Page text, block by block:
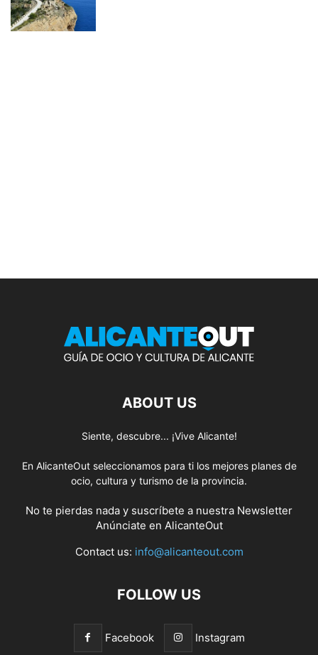
ABOUT US
Siente, descubre... ¡Vive Alicante!
En AlicanteOut seleccionamos para ti los mejores planes de
ocio, cultura y turismo de la provincia.
No te pierdas nada y suscríbete a nuestra Newsletter
Anúnciate en AlicanteOut
Contact us: info@alicanteout.com
FOLLOW US
Facebook Instagram